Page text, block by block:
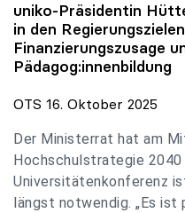
uniko-Präsidentin
in den
Finanzierungszusage
Pädagog:innenbildung
OTS 16. Oktober 2025
Der Ministerrat hat am
Hochschulstrategie
Universitätenkonferenz
längst notwendig. „Es